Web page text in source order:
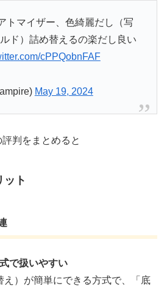
トマイザー、色綺麗だし（写
ド）詰め替えるの楽だし良い
cPPQobnFAF
May 19, 2024
判をまとめると
ット
で扱いやすい
え）が簡単にできる方式で、「底